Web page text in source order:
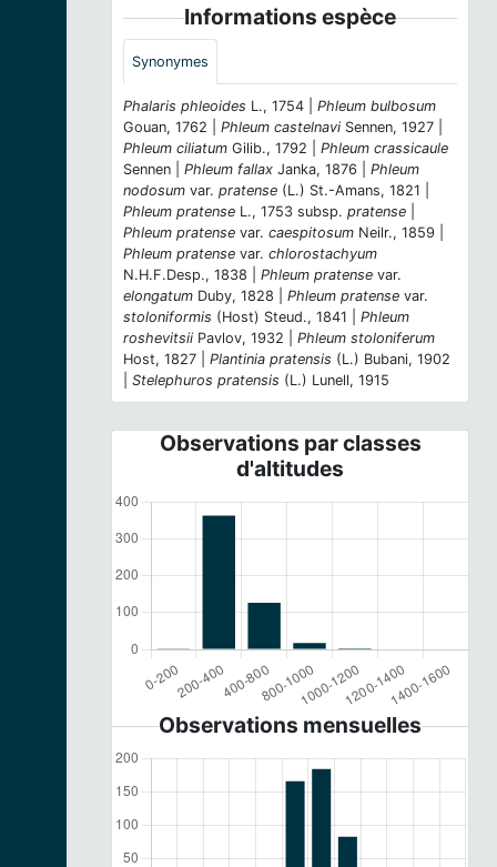
Informations espèce
Synonymes
Phalaris phleoides L., 1754 | Phleum bulbosum
Gouan, 1762 | Phleum castelnavi Sennen, 1927 |
Phleum ciliatum Gilib., 1792 | Phleum crassicaule
Sennen | Phleum fallax Janka, 1876 | Phleum
nodosum var. pratense (L.) St.-Amans, 1821 |
Phleum pratense L., 1753 subsp. pratense
Phleum pratense var. caespitosum Neilr., 1859 |
Phleum pratense var. chlorostachyum
N.H.F.Desp., 1838 | Phleum pratense var.
elongatum Duby, 1828 | Phleum pratense var.
stoloniformis (Host) Steud., 1841 | Phleum
roshevitsii Pavlov, 1932 | Phleum stoloniferum
Host, 1827 | Plantinia pratensis (L.) Bubani, 1902
Stelephuros pratensis (L.) Lunell, 1915
Observations par classes
d'altitudes
Observations mensuelles